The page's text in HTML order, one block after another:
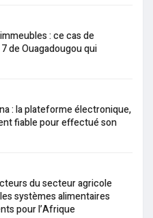
: ce cas de
de Ouagadougou qui
: la plateforme électronique,
fiable pour effectué son
du secteur agricole
systèmes alimentaires
pour l’Afrique